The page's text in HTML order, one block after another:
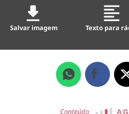
Salvar imagem Texto para